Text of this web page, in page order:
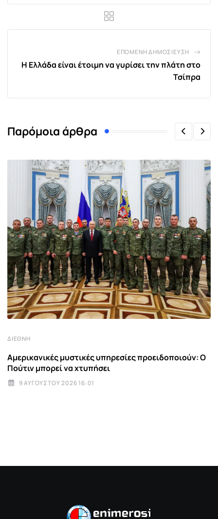
ΕΠΌΜΕΝΗ ΔΗΜΟΣΊΕΥΣΗ
Η Ελλάδα είναι έτοιμη να γυρίσει την πλάτη στο
Τσίπρα
Παρόμοια άρθρα
ΔΙΕΘΝΉ
Αμερικανικές μυστικές υπηρεσίες προειδοποιούν: Ο
Πούτιν μπορεί να χτυπήσει
9 ΑΥΓΟΎΣΤΟΥ 2026 16:01